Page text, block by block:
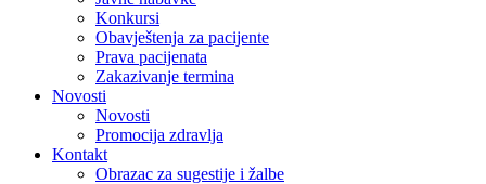
Konkursi
Obavještenja za pacijente
Prava pacijenata
Zakazivanje termina
Novosti
Novosti
Promocija zdravlja
Kontakt
Obrazac za sugestije i žalbe